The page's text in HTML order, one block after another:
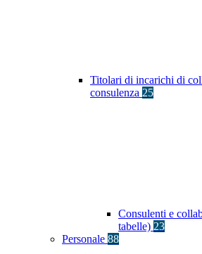
Titolari di incarichi di
consulenza 25
Consulenti e
tabelle) 23
Personale 88